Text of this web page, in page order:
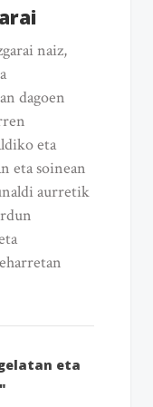
naiz,
dagoen
eta
eta soinean
aurretik
eta